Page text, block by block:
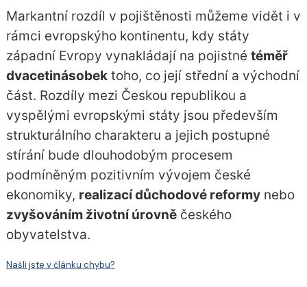
Markantní rozdíl v pojištěnosti můžeme vidět i v
rámci evropskýho kontinentu, kdy státy
západní Evropy vynakládají na pojistné téměř
dvacetinásobektoho, co její střední a východní
část. Rozdíly mezi Českou republikou a
vyspělými evropskými státy jsou především
strukturálního charakteru a jejich postupné
stírání bude dlouhodobým procesem
podmíněným pozitivním vývojem české
ekonomiky, realizací důchodové reformynebo
zvyšováním životní úrovněčeského
obyvatelstva.
Našli jste v článku chybu?